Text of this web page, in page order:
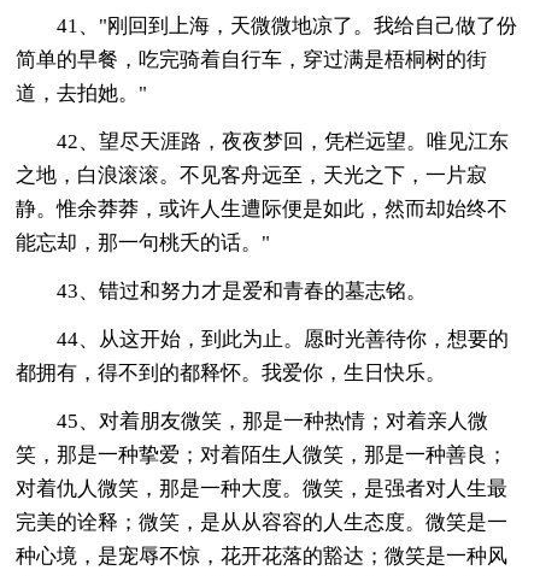
41、"刚回到上海，天微微地凉了。我给自己做了份
简单的早餐，吃完骑着自行车，穿过满是梧桐树的街
道，去拍她。"
42、望尽天涯路，夜夜梦回，凭栏远望。唯见江东
之地，白浪滚滚。不见客舟远至，天光之下，一片寂
静。惟余莽莽，或许人生遭际便是如此，然而却始终不
能忘却，那一句桃夭的话。"
43、错过和努力才是爱和青春的墓志铭。
44、从这开始，到此为止。愿时光善待你，想要的
都拥有，得不到的都释怀。我爱你，生日快乐。
45、对着朋友微笑，那是一种热情；对着亲人微
笑，那是一种挚爱；对着陌生人微笑，那是一种善良；
对着仇人微笑，那是一种大度。微笑，是强者对人生最
完美的诠释；微笑，是从从容容的人生态度。微笑是一
种心境，是宠辱不惊，花开花落的豁达；微笑是一种风